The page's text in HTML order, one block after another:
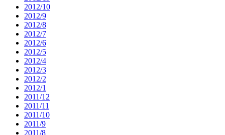
2012/10
2012/9
2012/8
2012/7
2012/6
2012/5
2012/4
2012/3
2012/2
2012/1
2011/12
2011/11
2011/10
2011/9
2011/8